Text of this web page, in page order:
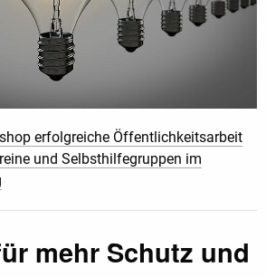
erfolgreiche Öffentlichkeitsarbeit
und Selbsthilfegruppen im
mehr Schutz und